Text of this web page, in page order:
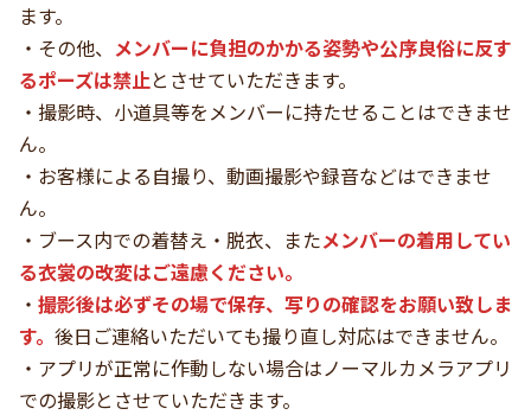
ます。
・その他、 メンバーに負担のかかる姿勢や公序良俗に反す
るポーズは禁止とさせていただきます。
・撮影時、小道具等をメンバーに持たせることはできませ
ん。
・お客様による自撮り、動画撮影や録音などはできませ
ん。
・ブース内での着替え・脱衣、またメンバーの着用してい
る衣裳の改変はご遠慮ください。
・ 撮影後は必ずその場で保存、写りの確認をお願い致しま
す。 後日ご連絡いただいても撮り直し対応はできません。
・アプリが正常に作動しない場合はノーマルカメラアプリ
での撮影とさせていただきます。